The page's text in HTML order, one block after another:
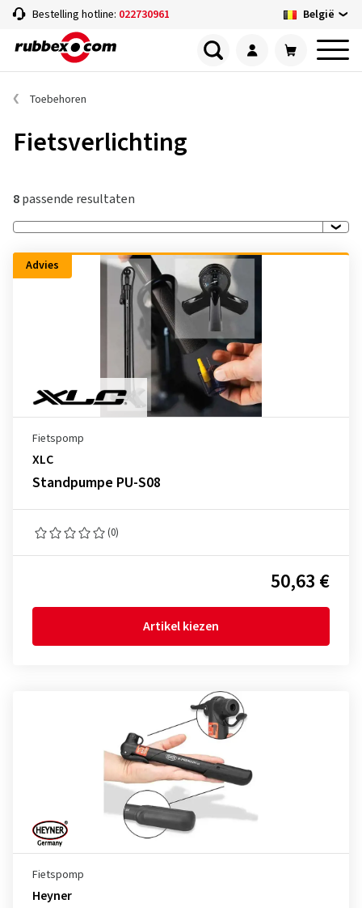
Bestelling hotline: 022730961 België
Toebehoren
Fietsverlichting
8passende resultaten
Advies
Fietspomp
XLC
Standpumpe PU-S08
(0)
50,63 €
Artikel kiezen
Fietspomp
Heyner